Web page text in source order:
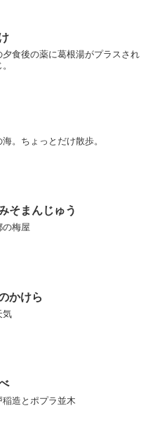
夕食後の薬に葛根湯がプラスされ
。ちょっとだけ散歩。
そまんじゅう
の梅屋
かけら
気
稲造とポプラ並木